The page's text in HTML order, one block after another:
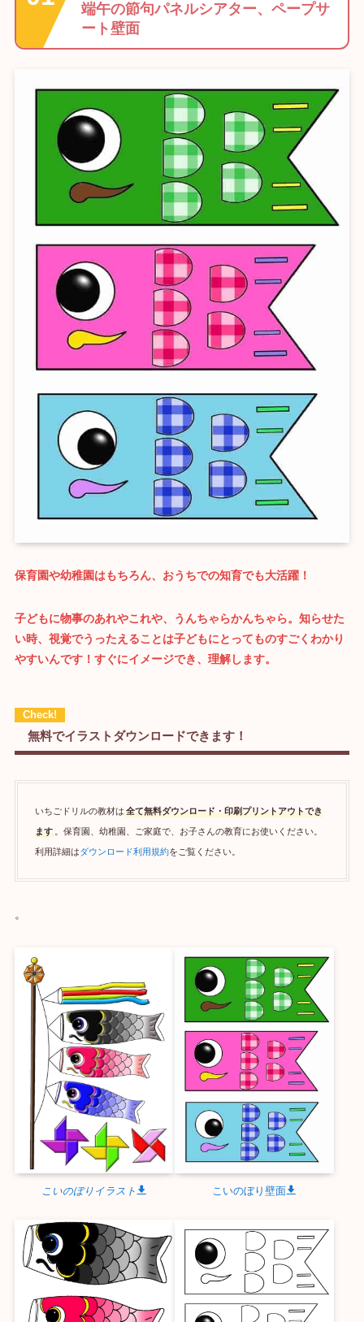
端午の節句パネルシアター、ペープサ
ート壁面
保育園や幼稚園はもちろん、おうちでの知育でも大活躍！
子どもに物事のあれやこれや、うんちゃらかんちゃら。知らせた
い時、視覚でうったえることは子どもにとってものすごくわかり
やすいんです！ すぐにイメージでき、理解します。
無料でイラストダウンロードできます！
いちごドリルの教材は 全て無料ダウンロード・印刷プリントアウトでき
ます。保育園、幼稚園、ご家庭で、お子さんの教育にお使いください。
利用詳細はダウンロード利用規約をご覧ください。
。
こいのぼりイラスト こいのぼり壁面